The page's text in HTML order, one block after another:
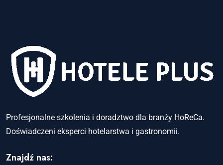
Profesjonalne szkolenia i doradztwo dla branży HoReCa.
Doświadczeni eksperci hotelarstwa i gastronomii.
Znajdź nas: